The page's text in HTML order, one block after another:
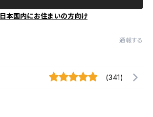
日本国内にお住まいの方向け
通報する
(341)